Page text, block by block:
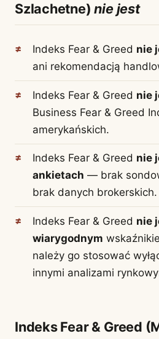
Szlachetne)nie jest
Indeks Fear & Greed nie
ani rekomendacją
Indeks Fear & Greed nie
Business Fear & Greed
amerykańskich.
Indeks Fear & Greed nie
ankietach — brak
brak danych brokerskich.
Indeks Fear & Greed nie
wiarygodnym
należy go stosować
innymi analizami
Indeks Fear & Greed